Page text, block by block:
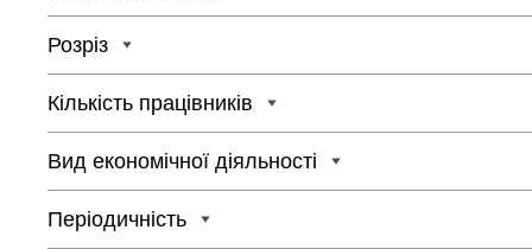
Розріз
Кількість працівників
Вид економічної діяльності
Періодичність